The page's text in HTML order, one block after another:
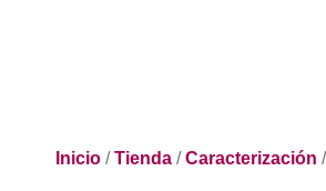
Inicio /Tienda /Caracterización